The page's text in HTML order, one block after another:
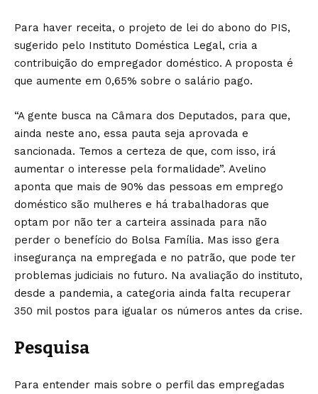
Para haver receita, o projeto de lei do abono do PIS,
sugerido pelo Instituto Doméstica Legal, cria a
contribuição do empregador doméstico. A proposta é
que aumente em 0,65% sobre o salário pago.
“A gente busca na Câmara dos Deputados, para que,
ainda neste ano, essa pauta seja aprovada e
sancionada. Temos a certeza de que, com isso, irá
aumentar o interesse pela formalidade”. Avelino
aponta que mais de 90% das pessoas em emprego
doméstico são mulheres e há trabalhadoras que
optam por não ter a carteira assinada para não
perder o benefício do Bolsa Família. Mas isso gera
insegurança na empregada e no patrão, que pode ter
problemas judiciais no futuro. Na avaliação do instituto,
desde a pandemia, a categoria ainda falta recuperar
350 mil postos para igualar os números antes da crise.
Pesquisa
Para entender mais sobre o perfil das empregadas